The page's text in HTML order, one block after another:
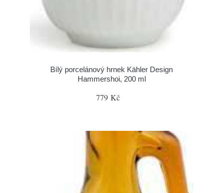
Bílý porcelánový hrnek Kähler Design
Hammershoi, 200 ml
779 Kč